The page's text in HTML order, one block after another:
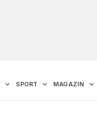
SPORT MAGAZIN